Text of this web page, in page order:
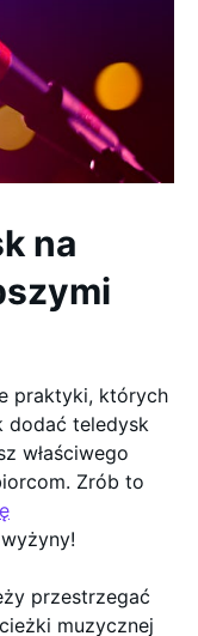
na
praktyki, których
dodać teledysk
właściwego
Zrób to
przestrzegać
muzycznej